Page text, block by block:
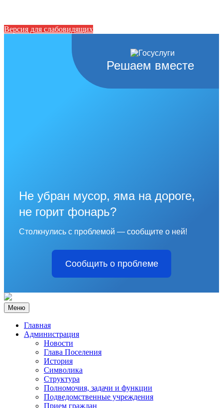
Версия для слабовидящих
Решаем вместе
Не убран мусор, яма на дороге,
не горит фонарь?
Столкнулись с проблемой — сообщите о ней!
Сообщить о проблеме
Меню
Главная
Администрация
Новости
Глава Поселения
История
Символика
Структура
Полномочия, задачи и функции
Подведомственные учреждения
Прием граждан